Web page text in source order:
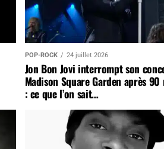
POP-ROCK 24 juillet 2026
Jon Bon Jovi interrompt son
Madison Square Garden après
: ce que l’on sait…